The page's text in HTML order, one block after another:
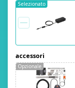
Selezionato
accessori
Opzionale